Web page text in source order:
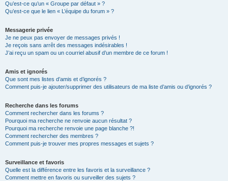
Qu’est-ce qu’un « Groupe par défaut » ?
Qu’est-ce que le lien « L’équipe du forum » ?
Messagerie privée
Je ne peux pas envoyer de messages privés !
Je reçois sans arrêt des messages indésirables !
J’ai reçu un spam ou un courriel abusif d’un membre de ce forum !
Amis et ignorés
Que sont mes listes d’amis et d’ignorés ?
Comment puis-je ajouter/supprimer des utilisateurs de ma liste d’amis ou d’ignorés ?
Recherche dans les forums
Comment rechercher dans les forums ?
Pourquoi ma recherche ne renvoie aucun résultat ?
Pourquoi ma recherche renvoie une page blanche ?!
Comment rechercher des membres ?
Comment puis-je trouver mes propres messages et sujets ?
Surveillance et favoris
Quelle est la différence entre les favoris et la surveillance ?
Comment mettre en favoris ou surveiller des sujets ?